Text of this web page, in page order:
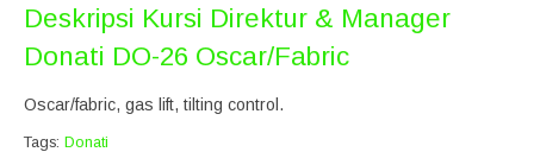
Deskripsi Kursi Direktur & Manager
Donati DO-26 Oscar/Fabric
Oscar/fabric, gas lift, tilting control.
Tags: Donati